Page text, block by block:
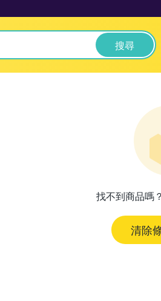
搜尋
找不到商品嗎
清除